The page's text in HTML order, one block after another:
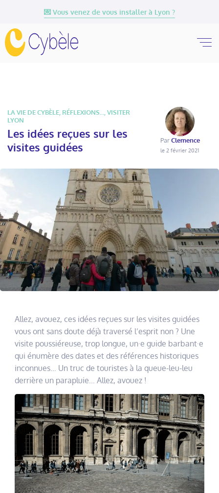
💌 Vous venez de vous installer à Lyon ?
LA VIE DE CYBÈLE RÉFLEXIONS...
VISITER
LYON
Les idées reçues sur les
visites guidées
ParClemence
le 2 février 2021
Allez, avouez, ces idées reçues sur les visites guidées
vous ont sans doute déjà traversé l’esprit non ? Une
visite poussiéreuse, trop longue, un·e guide barbant·e
qui énumère des dates et des références historiques
inconnues… Un truc de touristes à la queue-leu-leu
derrière un parapluie… Allez, avouez !